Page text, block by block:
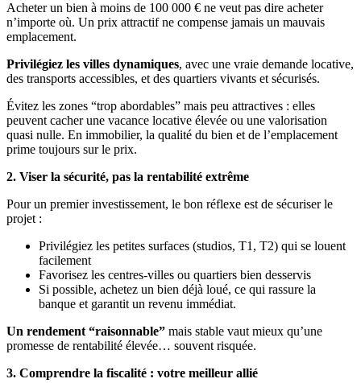
Acheter un bien à moins de 100 000 € ne veut pas dire acheter
n’importe où. Un prix attractif ne compense jamais un mauvais
emplacement.
Privilégiez les villes dynamiques, avec une vraie demande locative,
des transports accessibles, et des quartiers vivants et sécurisés.
Évitez les zones “trop abordables” mais peu attractives : elles
peuvent cacher une vacance locative élevée ou une valorisation
quasi nulle. En immobilier, la qualité du bien et de l’emplacement
prime toujours sur le prix.
2. Viser la sécurité, pas la rentabilité extrême
Pour un premier investissement, le bon réflexe est de sécuriser le
projet :
Privilégiez les petites surfaces (studios, T1, T2) qui se louent
facilement
Favorisez les centres-villes ou quartiers bien desservis
Si possible, achetez un bien déjà loué, ce qui rassure la
banque et garantit un revenu immédiat.
Un rendement “raisonnable” mais stable vaut mieux qu’une
promesse de rentabilité élevée… souvent risquée.
3. Comprendre la fiscalité : votre meilleur allié